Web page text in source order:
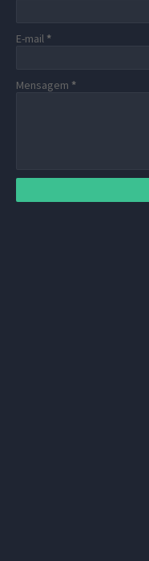
E-mail *
Mensagem *